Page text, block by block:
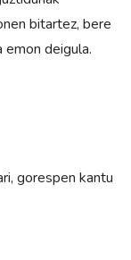
bitartez, bere
emon deigula.
gorespen kantu